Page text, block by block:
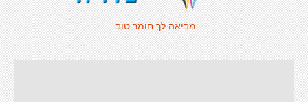
מביאה לך חומר טוב.